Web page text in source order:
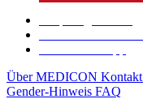
Über MEDICON Kontakt
Gender-Hinweis FAQ